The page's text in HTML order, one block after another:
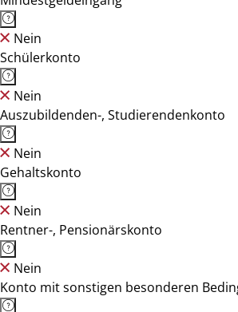
Nein
Schülerkonto
Nein
Auszubildenden-, Studierendenkonto
Nein
Gehaltskonto
Nein
Rentner-, Pensionärskonto
Nein
Konto mit sonstigen besonderen